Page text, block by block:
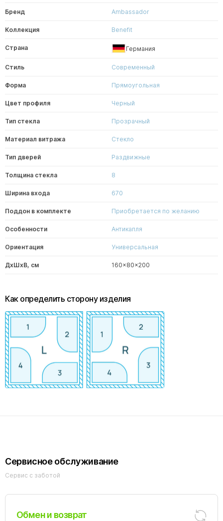
Бренд Ambassador
Коллекция Benefit
Страна Германия
Стиль Современный
Форма Прямоугольная
Цвет профиля Черный
Тип стекла Прозрачный
Материал витража Стекло
Тип дверей Раздвижные
Толщина стекла 8
Ширина входа 670
Поддон в комплекте Приобретается по желанию
Особенности Антикапля
Ориентация Универсальная
ДxШxВ, см 160x80x200
Как определить сторону изделия
Сервисное обслуживание
Сервис с заботой
Обмен и возврат